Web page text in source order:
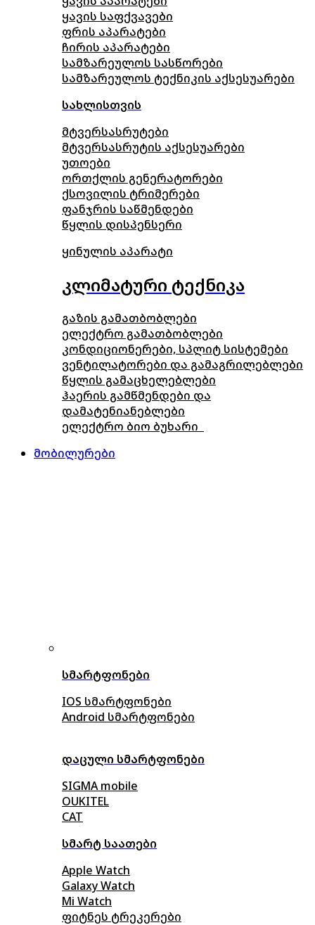
ყავის საფქვავები
ფრის აპარატები
ჩირის აპარატები
სამზარეულოს სასწორები
სამზარეულოს ტექნიკის აქსესუარები
სახლისთვის
მტვერსასრუტები
მტვერსასრუტის აქსესუარები
უთოები
ორთქლის გენერატორები
ქსოვილის ტრიმერები
ფანჯრის საწმენდები
წყლის დისპენსერი
ყინულის აპარატი
კლიმატური ტექნიკა
გაზის გამათბობლები
ელექტრო გამათბობლები
კონდიციონერები, სპლიტ სისტემები
ვენტილატორები და გამაგრილებლები
წყლის გამაცხელებლები
ჰაერის გამწმენდები და
დამატენიანებლები
ელექტრო ბიო ბუხარი
მობილურები
სმარტფონები
IOS სმარტფონები
Android სმარტფონები
დაცული სმარტფონები
SIGMA mobile
OUKITEL
CAT
სმარტ საათები
Apple Watch
Galaxy Watch
Mi Watch
ფიტნეს ტრეკერები